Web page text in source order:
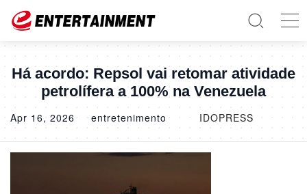
Há acordo: Repsol vai retomar atividade
petrolífera a 100% na Venezuela
Apr 16, 2026 entretenimento IDOPRESS